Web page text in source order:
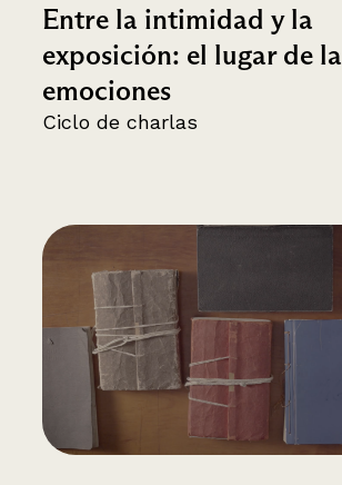
Entre la intimidad y la
exposición: el lugar de la
emociones
Ciclo de charlas